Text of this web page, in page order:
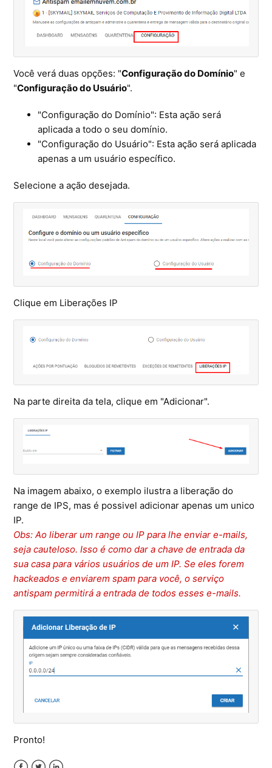
Você verá duas opções: "Configuração do Domínio" e
"Configuração do Usuário".
"Configuração do Domínio": Esta ação será
aplicada a todo o seu domínio.
"Configuração do Usuário": Esta ação será aplicada
apenas a um usuário específico.
Selecione a ação desejada.
Clique em Liberações IP
Na parte direita da tela, clique em "Adicionar".
Na imagem abaixo, o exemplo ilustra a liberação do
range de IPS, mas é possivel adicionar apenas um unico
IP.
Obs: Ao liberar um range ou IP para lhe enviar e-mails,
seja cauteloso. Isso é como dar a chave de entrada da
sua casa para vários usuários de um IP. Se eles forem
hackeados e enviarem spam para você, o serviço
antispam permitirá a entrada de todos esses e-mails.
Pronto!